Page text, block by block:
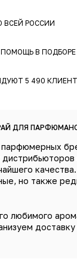
ВСЕЙ РОССИИ
В ПОДБОРЕ
5 490
РАЙ ДЛЯ
но также
любимого